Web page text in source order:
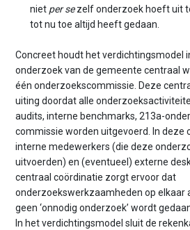
niet per sezelf onderzoek hoeft uit
tot nu toe altijd heeft gedaan.
Concreet houdt het verdichtingsmodel
onderzoek van de gemeente centraal
één onderzoekscommissie. Deze
uiting doordat alle
audits, interne benchmarks, 213a-
commissie worden uitgevoerd. In deze
interne medewerkers (die deze
uitvoerden) en (eventueel) externe
centraal coördinatie zorgt ervoor dat
onderzoekswerkzaamheden op elkaar
geen ‘onnodig onderzoek’ wordt
In het verdichtingsmodel sluit de